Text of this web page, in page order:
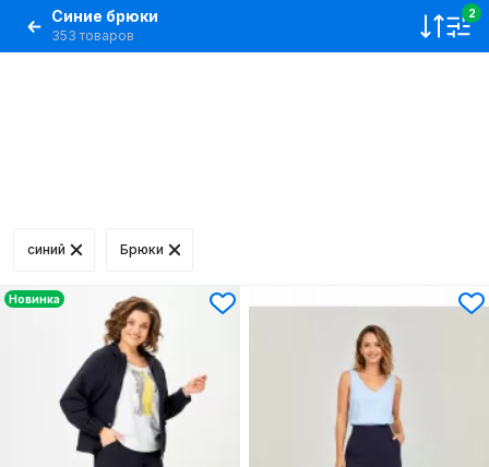
Синие брюки
353 товаров
2
синий Брюки
Новинка